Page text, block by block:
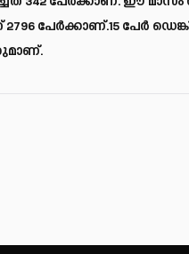
പേര്‍ക്കാണ്.15 പേര്‍